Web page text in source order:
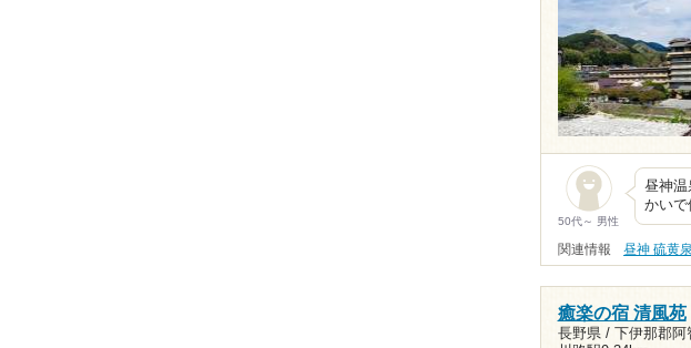
50代～ 男性
昼神温
かい
関連情報 昼神 硫黄泉
癒楽の宿 清風苑
長野県 / 下伊那郡